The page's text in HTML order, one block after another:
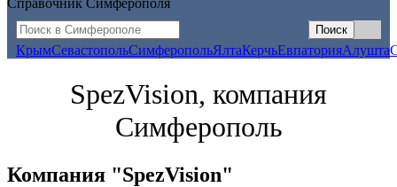
Справочник Симферополя
КрымСевастопольСимферопольЯлтаКерчьЕвпаторияАлушта
SpezVision, компания
Симферополь
Компания "SpezVision"